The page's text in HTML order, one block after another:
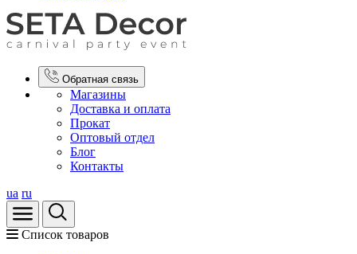
Обратная связь
Магазины
Доставка и оплата
Прокат
Оптовый отдел
Блог
Контакты
ua ru
Список товаров